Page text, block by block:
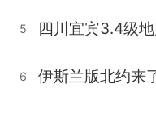
5 四川宜宾3.4级
6 伊斯兰版北约来